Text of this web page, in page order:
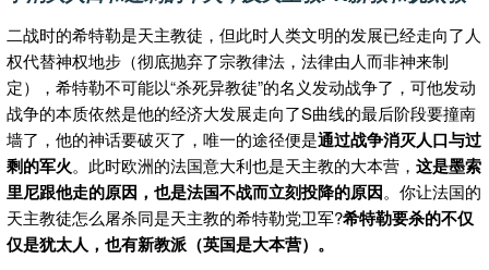
二战时的希特勒是天主教徒，但此时人类文明的发展已经走向了人
权代替神权地步（彻底抛弃了宗教律法，法律由人而非神来制
定），希特勒不可能以“杀死异教徒”的名义发动战争了，可他发动
战争的本质依然是他的经济大发展走向了S曲线的最后阶段要撞南
墙了，他的神话要破灭了，唯一的途径便是通过战争消灭人口与过
剩的军火。此时欧洲的法国意大利也是天主教的大本营， 这是墨索
里尼跟他走的原因，也是法国不战而立刻投降的原因。你让法国的
天主教徒怎么屠杀同是天主教的希特勒党卫军?希特勒要杀的不仅
仅是犹太人，也有新教派（英国是大本营）。